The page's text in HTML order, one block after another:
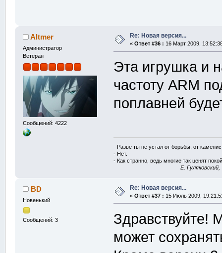
Altmer
Администратор
Ветеран
Сообщений: 4222
Re: Новая версия...
« Ответ #36 : 16 Март 2009,
Эта игрушка и
частоту ARM
поплавней
- Разве ты не устал от борьбы, от
- Нет.
- Как странно, ведь многие так ценят
E.
BD
Новенький
Сообщений: 3
Re: Новая версия...
« Ответ #37 : 15 Июль 2009,
Здравствуйте!
может